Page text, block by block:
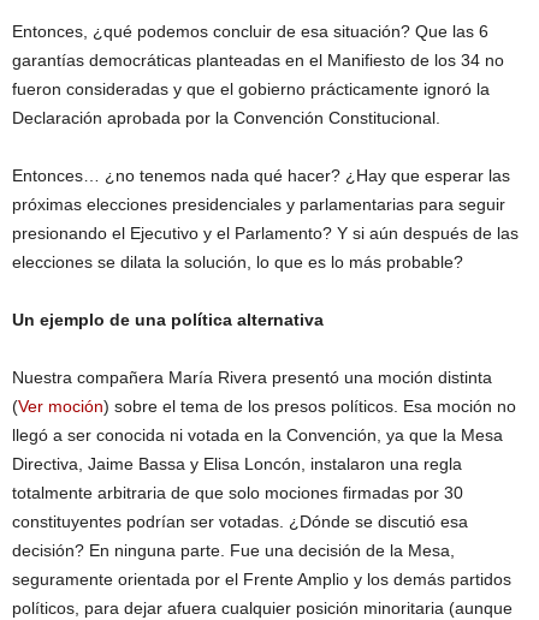
Entonces, ¿qué podemos concluir de esa situación? Que las 6
garantías democráticas planteadas en el Manifiesto de los 34 no
fueron consideradas y que el gobierno prácticamente ignoró la
Declaración aprobada por la Convención Constitucional.
Entonces… ¿no tenemos nada qué hacer? ¿Hay que esperar las
próximas elecciones presidenciales y parlamentarias para seguir
presionando el Ejecutivo y el Parlamento? Y si aún después de las
elecciones se dilata la solución, lo que es lo más probable?
Un ejemplo de una política alternativa
Nuestra compañera María Rivera presentó una moción distinta
(Ver moción) sobre el tema de los presos políticos. Esa moción no
llegó a ser conocida ni votada en la Convención, ya que la Mesa
Directiva, Jaime Bassa y Elisa Loncón, instalaron una regla
totalmente arbitraria de que solo mociones firmadas por 30
constituyentes podrían ser votadas. ¿Dónde se discutió esa
decisión? En ninguna parte. Fue una decisión de la Mesa,
seguramente orientada por el Frente Amplio y los demás partidos
políticos, para dejar afuera cualquier posición minoritaria (aunque